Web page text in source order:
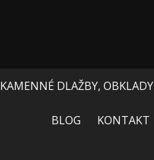
KAMENNÉ DLAŽBY, OBKLADY
BLOG KONTAKT